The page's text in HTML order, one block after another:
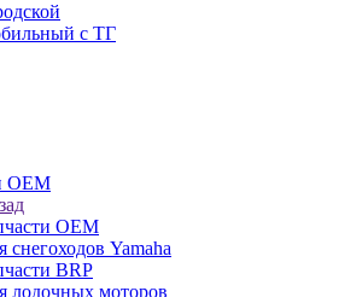
с ТГ
OEM
OEM
снегоходов Yamaha
BRP
лодочных моторов